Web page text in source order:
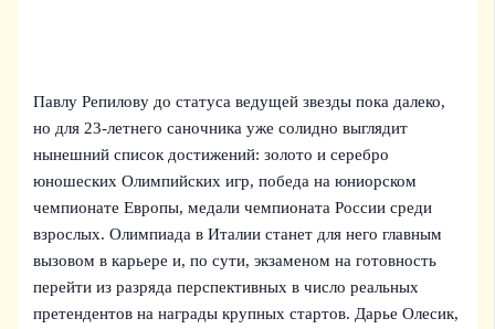
Павлу Репилову до статуса ведущей звезды пока далеко,
но для 23-летнего саночника уже солидно выглядит
нынешний список достижений: золото и серебро
юношеских Олимпийских игр, победа на юниорском
чемпионате Европы, медали чемпионата России среди
взрослых. Олимпиада в Италии станет для него главным
вызовом в карьере и, по сути, экзаменом на готовность
перейти из разряда перспективных в число реальных
претендентов на награды крупных стартов. Дарье Олесик,